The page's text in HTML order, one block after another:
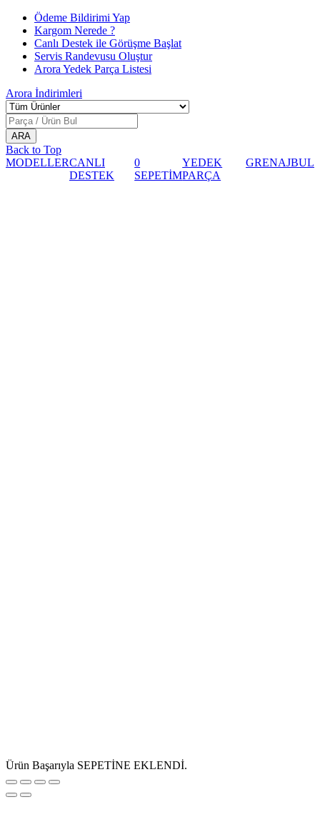
Ödeme Bildirimi Yap
Kargom Nerede ?
Canlı Destek ile Görüşme Başlat
Servis Randevusu Oluştur
Arora Yedek Parça Listesi
Arora İndirimleri
Back to Top
MODELLERCANLI
DESTEK
0
SEPETİM
YEDEK
PARÇA
GRENAJBUL
Ürün Başarıyla SEPETİNE EKLENDİ.